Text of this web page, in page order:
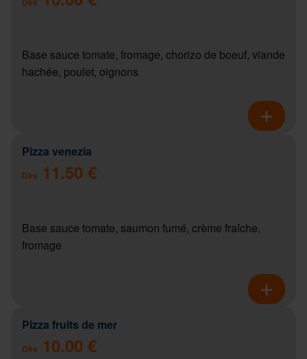
Base sauce tomate, fromage, chorizo de boeuf, viande
hachée, poulet, oignons
Pizza venezia
Dès 11.50 €
Base sauce tomate, saumon fumé, crème fraîche,
fromage
Pizza fruits de mer
Dès 10.00 €